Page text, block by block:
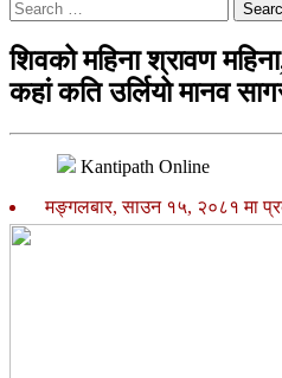
शिवको महिना श्रावण
कहां कति उर्लियो मानव
Kantipath Online
मङ्गलबार, साउन १५, २०८१ मा